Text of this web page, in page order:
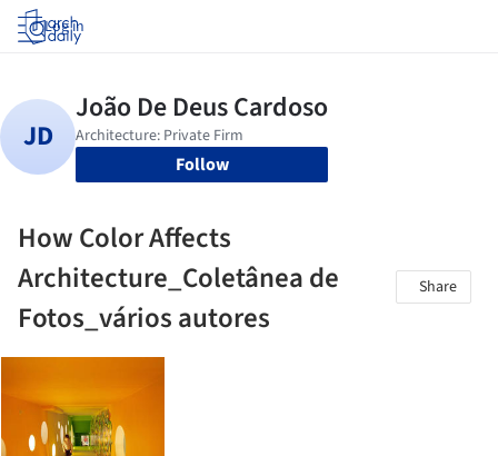
Log in
Follow
How Color Affects
Architecture_Coletânea de
Fotos_vários autores
Share